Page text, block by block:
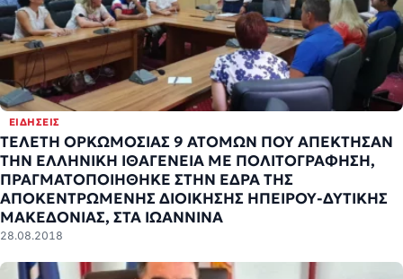
ΕΙΔΉΣΕΙΣ
ΤΕΛΕΤΗ ΟΡΚΩΜΟΣΙΑΣ 9 ΑΤΟΜΩΝ ΠΟΥ ΑΠΕΚΤΗΣΑΝ
ΤΗΝ ΕΛΛΗΝΙΚΗ ΙΘΑΓΕΝΕΙΑ ΜΕ ΠΟΛΙΤΟΓΡΑΦΗΣΗ,
ΠΡΑΓΜΑΤΟΠΟΙΗΘΗΚΕ ΣΤΗΝ ΕΔΡΑ ΤΗΣ
ΑΠΟΚΕΝΤΡΩΜΕΝΗΣ ΔΙΟΙΚΗΣΗΣ ΗΠΕΙΡΟΥ-ΔΥΤΙΚΗΣ
ΜΑΚΕΔΟΝΙΑΣ, ΣΤΑ ΙΩΑΝΝΙΝΑ
28.08.2018